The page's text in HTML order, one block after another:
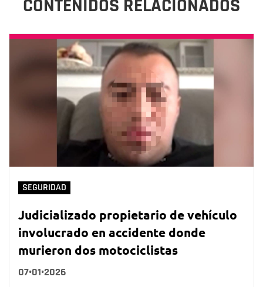
CONTENIDOS RELACIONADOS
SEGURIDAD
Judicializado propietario de vehículo
involucrado en accidente donde
murieron dos motociclistas
07•01•2026